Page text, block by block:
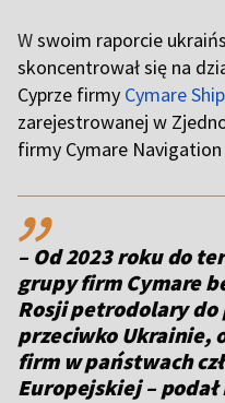
Wswoim raporcie
skoncentrował się na
Cyprze firmy Cymare
zarejestrowanej w
firmy Cymare Navigation
,,
– Od 2023 roku do
grupy firm Cymare
Rosji petrodolary
przeciwko Ukrainie,
firm w państwach
Europejskiej– podał